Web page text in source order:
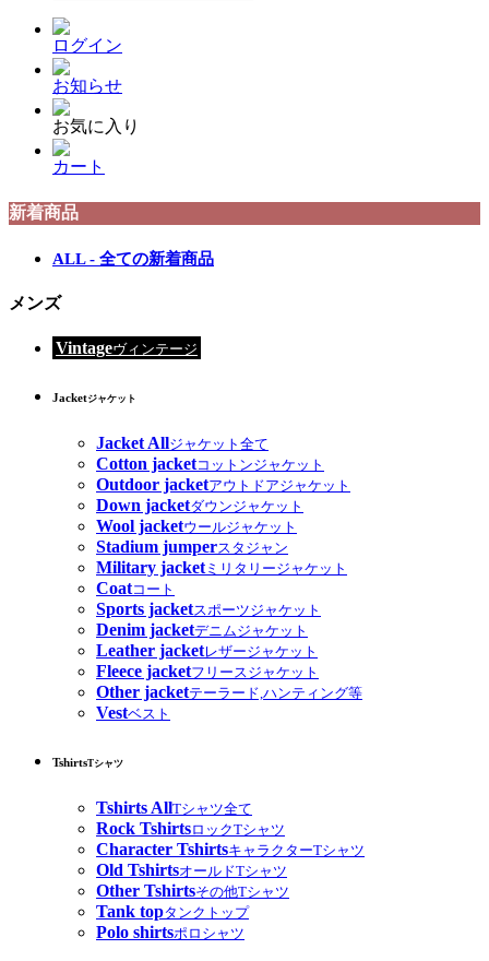
ログイン
お知らせ
お気に入り
カート
新着商品
ALL - 全ての新着商品
メンズ
Vintageヴィンテージ
Jacketジャケット
Jacket Allジャケット全て
Cotton jacketコットンジャケット
Outdoor jacketアウトドアジャケット
Down jacketダウンジャケット
Wool jacketウールジャケット
Stadium jumperスタジャン
Military jacketミリタリージャケット
Coatコート
Sports jacketスポーツジャケット
Denim jacketデニムジャケット
Leather jacketレザージャケット
Fleece jacketフリースジャケット
Other jacketテーラード,ハンティング等
Vestベスト
TshirtsTシャツ
Tshirts AllTシャツ全て
Rock TshirtsロックTシャツ
Character TshirtsキャラクターTシャツ
Old TshirtsオールドTシャツ
Other Tshirtsその他Tシャツ
Tank topタンクトップ
Polo shirtsポロシャツ